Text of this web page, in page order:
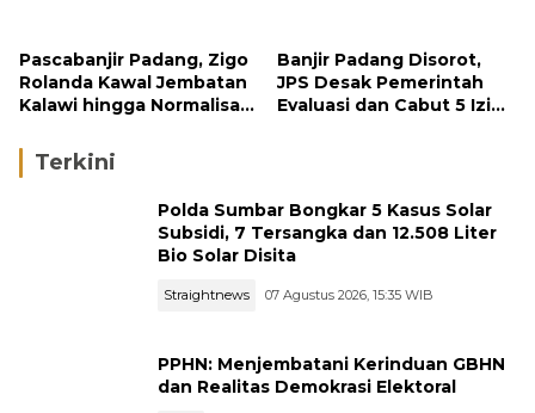
Pascabanjir Padang, Zigo
Rolanda Kawal Jembatan
Kalawi hingga Normalisasi
Banjir Padang Disorot,
JPS Desak Pemerintah
Evaluasi dan Cabut 5 Izin
Terkini
Polda Sumbar Bongkar 5 Kasus Solar
Subsidi, 7 Tersangka dan 12.508 Liter
Bio Solar Disita
Straightnews 07 Agustus 2026, 15:35 WIB
PPHN: Menjembatani Kerinduan GBHN
dan Realitas Demokrasi Elektoral